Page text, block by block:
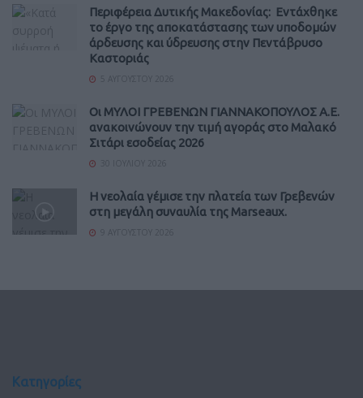
Περιφέρεια Δυτικής Μακεδονίας: Εντάχθηκε
το έργο της αποκατάστασης των υποδομών
άρδευσης και ύδρευσης στην Πεντάβρυσο
Καστοριάς
Οι ΜΥΛΟΙ ΓΡΕΒΕΝΩΝ ΓΙΑΝΝΑΚΟΠΟΥΛΟΣ Α.Ε.
ανακοινώνουν την τιμή αγοράς στο Μαλακό
Σιτάρι εσοδείας 2026
Η νεολαία γέμισε την πλατεία των Γρεβενών
στη μεγάλη συναυλία της Marseaux.
Κατηγορίες